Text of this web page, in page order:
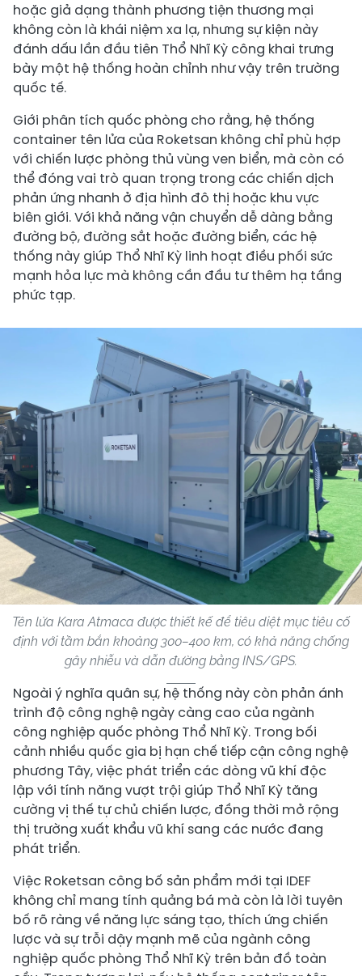
hoặc giả dạng thành phương tiện thương mại
không còn là khái niệm xa lạ, nhưng sự kiện này
đánh dấu lần đầu tiên Thổ Nhĩ Kỳ công khai trưng
bày một hệ thống hoàn chỉnh như vậy trên trường
quốc tế.
Giới phân tích quốc phòng cho rằng, hệ thống
container tên lửa của Roketsan không chỉ phù hợp
với chiến lược phòng thủ vùng ven biển, mà còn có
thể đóng vai trò quan trọng trong các chiến dịch
phản ứng nhanh ở địa hình đô thị hoặc khu vực
biên giới. Với khả năng vận chuyển dễ dàng bằng
đường bộ, đường sắt hoặc đường biển, các hệ
thống này giúp Thổ Nhĩ Kỳ linh hoạt điều phối sức
mạnh hỏa lực mà không cần đầu tư thêm hạ tầng
phức tạp.
Tên lửa Kara Atmaca được thiết kế để tiêu diệt mục tiêu cố
định với tầm bắn khoảng 300–400 km, có khả năng chống
gây nhiễu và dẫn đường bằng INS/GPS.
Ngoài ý nghĩa quân sự, hệ thống này còn phản ánh
trình độ công nghệ ngày càng cao của ngành
công nghiệp quốc phòng Thổ Nhĩ Kỳ. Trong bối
cảnh nhiều quốc gia bị hạn chế tiếp cận công nghệ
phương Tây, việc phát triển các dòng vũ khí độc
lập với tính năng vượt trội giúp Thổ Nhĩ Kỳ tăng
cường vị thế tự chủ chiến lược, đồng thời mở rộng
thị trường xuất khẩu vũ khí sang các nước đang
phát triển.
Việc Roketsan công bố sản phẩm mới tại IDEF
không chỉ mang tính quảng bá mà còn là lời tuyên
bố rõ ràng về năng lực sáng tạo, thích ứng chiến
lược và sự trỗi dậy mạnh mẽ của ngành công
nghiệp quốc phòng Thổ Nhĩ Kỳ trên bản đồ toàn